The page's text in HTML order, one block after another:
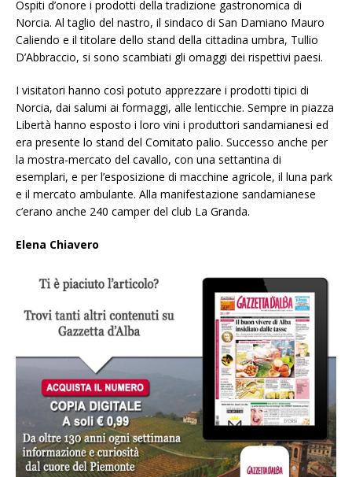
Ospiti d’onore i prodotti della tradizione gastronomica di
Norcia. Al taglio del nastro, il sindaco di San Damiano Mauro
Caliendo e il titolare dello stand della cittadina umbra, Tullio
D’Abbraccio, si sono scambiati gli omaggi dei rispettivi paesi.
I visitatori hanno così potuto apprezzare i prodotti tipici di
Norcia, dai salumi ai formaggi, alle lenticchie. Sempre in piazza
Libertà hanno esposto i loro vini i produttori sandamianesi ed
era presente lo stand del Comitato palio. Successo anche per
la mostra-mercato del cavallo, con una settantina di
esemplari, e per l’esposizione di macchine agricole, il luna park
e il mercato ambulante. Alla manifestazione sandamianese
c’erano anche 240 camper del club La Granda.
Elena Chiavero